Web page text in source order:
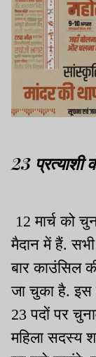
23 प्रत्याशी
12 मार्च को
मैदान में हैं.
बार काउंसिल
जा चुका है. इस
23 पदों पर
महिला सदस्य